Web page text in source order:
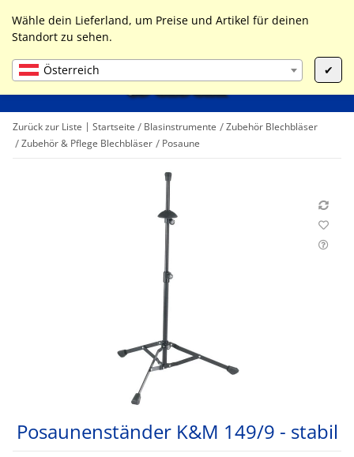
Wähle dein Lieferland, um Preise und Artikel für deinen
Standort zu sehen.
Österreich ✔
Liste ist leer
Zurück zur Liste Startseite Blasinstrumente
Zubehör Blechbläser
Zubehör & Pflege Blechbläser
Posaune
Posaunenständer K&M 149/9 - stabil